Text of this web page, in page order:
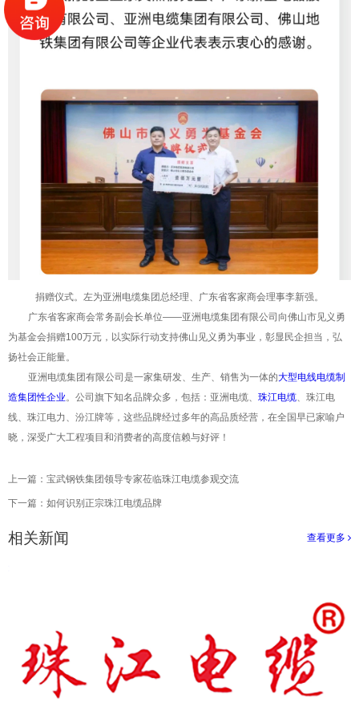
捐赠仪式。左为亚洲电缆集团总经理、广东省客家商会理事李新强。
广东省客家商会常务副会长单位——亚洲电缆集团有限公司向佛山市见义勇
为基金会捐赠100万元，以实际行动支持佛山见义勇为事业，彰显民企担当，弘
扬社会正能量。
亚洲电缆集团有限公司是一家集研发、生产、销售为一体的大型电线电缆制
造集团性企业 。公司旗下知名品牌众多，包括：亚洲电缆、 珠江电缆 、珠江电
线、珠江电力、汾江牌等，这些品牌经过多年的高品质经营，在全国早已家喻户
晓，深受广大工程项目和消费者的高度信赖与好评！
上一篇： 宝武钢铁集团领导专家莅临珠江电缆参观交流
下一篇： 如何识别正宗珠江电缆品牌
相关新闻 查看更多